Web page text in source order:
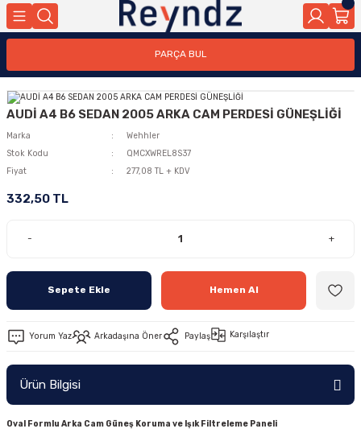
PARÇA BUL
AUDİ A4 B6 SEDAN 2005 ARKA CAM PERDESİ GÜNEŞLİĞİ
Marka
Wehhler
Stok Kodu
QMCXWREL8S37
Fiyat
277,08 TL + KDV
332,50 TL
- +
Sepete Ekle Hemen Al
Yorum Yaz Arkadaşına Öner Paylaş Karşılaştır
Ürün Bilgisi
Oval Formlu Arka Cam Güneş Koruma ve Işık Filtreleme Paneli